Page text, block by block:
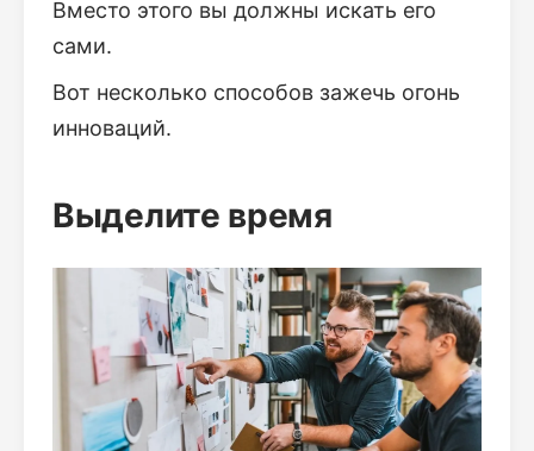
Вместо этого вы должны искать его
сами.
Вот несколько способов зажечь огонь
инноваций.
Выделите время